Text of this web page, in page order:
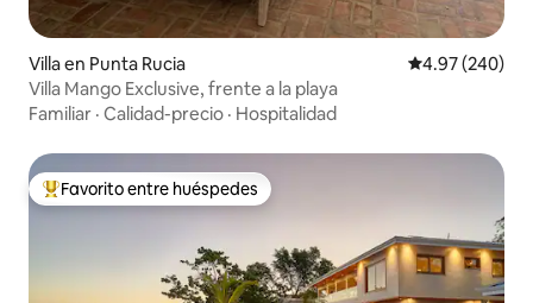
Villa en Punta Rucia Calificación
4.97 (240)
Villa Mango Exclusive, frente a la playa
Familiar · Calidad-precio · Hospitalidad
Favorito entre huéspedes preferido
Favorito entre huéspedes